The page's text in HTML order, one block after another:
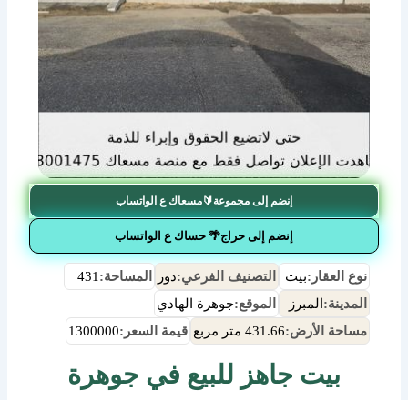
إنضم إلى مجموعة🔰مسعاك ع الواتساب
إنضم إلى حراج🌴 حساك ع الواتساب
نوع العقار:بيت التصنيف الفرعي:دور المساحة: 431
المدينة: المبرز الموقع:جوهرة الهادي
مساحة الأرض:431.66 متر مربع قيمة السعر:1300000
بيت جاهز للبيع في جوهرة